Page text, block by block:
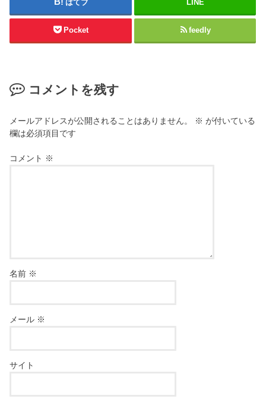
はてブ LINE
Pocket feedly
コメントを残す
メールアドレスが公開されることはありません。 ※ が付いている
欄は必須項目です
コメント ※
名前 ※
メール ※
サイト